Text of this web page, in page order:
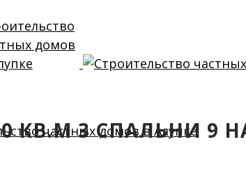
КВ.М 3 СПАЛЬНИ 9